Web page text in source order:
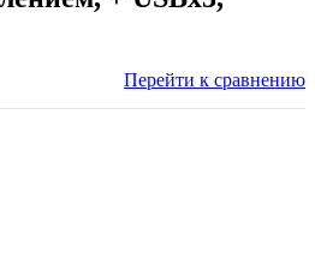
Перейти к сравнению